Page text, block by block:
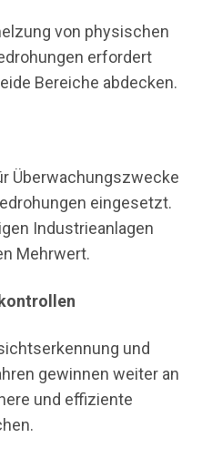
von physischen
erfordert
Bereiche abdecken.
Überwachungszwecke
eingesetzt.
Industrieanlagen
Mehrwert.
und
gewinnen weiter an
und effiziente